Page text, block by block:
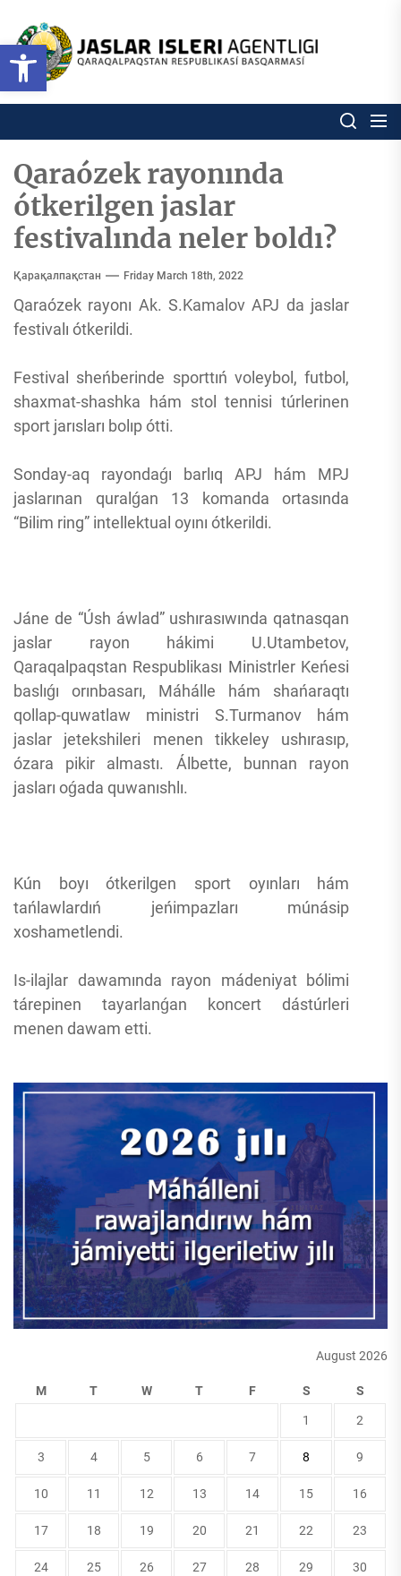
Open toolbar
content
Respublikası
basqarması
Ózbekstan jaslar isleri
Qaraózek rayonında
ótkerilgen jaslar
festivalında neler boldı?
Қарақалпақстан Friday March 18th, 2022
Qaraózek rayonı Ak. S.Kamalov APJ da jaslar
festivalı ótkerildi.
Festival sheńberinde sporttıń voleybol, futbol,
shaxmat-shashka hám stol tennisi túrlerinen
sport jarısları bolıp ótti.
Sonday-aq rayondaǵı barlıq APJ hám MPJ
jaslarınan quralǵan 13 komanda ortasında
“Bilim ring” intellektual oyını ótkerildi.
Jáne de “Úsh áwlad” ushırasıwında qatnasqan
jaslar rayon hákimi U.Utambetov,
Qaraqalpaqstan Respublikası Ministrler Keńesi
baslıǵı orınbasarı, Máhálle hám shańaraqtı
qollap-quwatlaw ministri S.Turmanov hám
jaslar jetekshileri menen tikkeley ushırasıp,
ózara pikir almastı. Álbette, bunnan rayon
jasları oǵada quwanıshlı.
Kún boyı ótkerilgen sport oyınları hám
tańlawlardıń jeńimpazları múnásip
xoshametlendi.
Is-ilajlar dawamında rayon mádeniyat bólimi
tárepinen tayarlanǵan koncert dástúrleri
menen dawam etti.
August 2026
M T W T F S S
1 2
3 4 5 6 7 8 9
10 11 12 13 14 15 16
17 18 19 20 21 22 23
24 25 26 27 28 29 30